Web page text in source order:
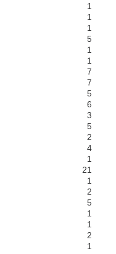
1
1
1
5
1
1
7
7
5
6
3
5
2
4
1
21
1
2
5
1
1
2
1